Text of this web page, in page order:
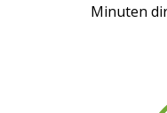
Minuten